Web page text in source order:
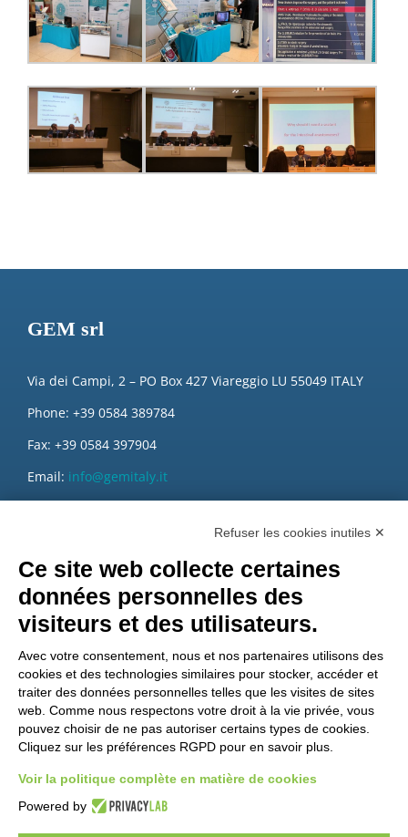
GEM srl
Via dei Campi, 2 – PO Box 427 Viareggio LU 55049 ITALY
Phone: +39 0584 389784
Fax: +39 0584 397904
Email: info@gemitaly.it
Voulez-vous être un distributeur GEM?
Refuser les cookies inutiles ✕
Ce site web collecte certaines
données personnelles des
visiteurs et des utilisateurs.
Avec votre consentement, nous et nos partenaires utilisons des
cookies et des technologies similaires pour stocker, accéder et
traiter des données personnelles telles que les visites de sites
web. Comme nous respectons votre droit à la vie privée, vous
pouvez choisir de ne pas autoriser certains types de cookies.
Cliquez sur les préférences RGPD pour en savoir plus.
Voir la politique complète en matière de cookies
Powered by